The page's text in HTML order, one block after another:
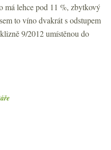
má lehce pod 11 %, zbytkový
to víno dvakrát s odstupem
9/2012 umístěnou do